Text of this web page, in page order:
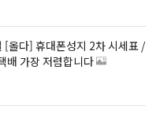
배 가장 저렴합니다